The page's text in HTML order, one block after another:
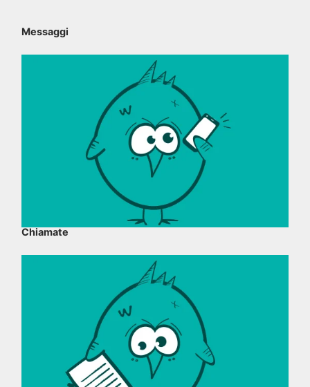
Messaggi
Chiamate